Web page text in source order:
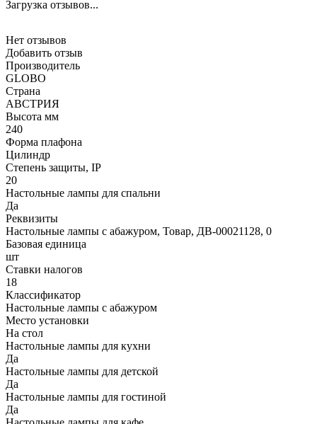
Загрузка отзывов...
Нет отзывов
Добавить отзыв
Производитель
GLOBO
Страна
АВСТРИЯ
Высота мм
240
Форма плафона
Цилиндр
Степень защиты, IP
20
Настольные лампы для спальни
Да
Реквизиты
Настольные лампы с абажуром, Товар, ДВ-00021128, 0
Базовая единица
шт
Ставки налогов
18
Классификатор
Настольные лампы с абажуром
Место установки
На стол
Настольные лампы для кухни
Да
Настольные лампы для детской
Да
Настольные лампы для гостиной
Да